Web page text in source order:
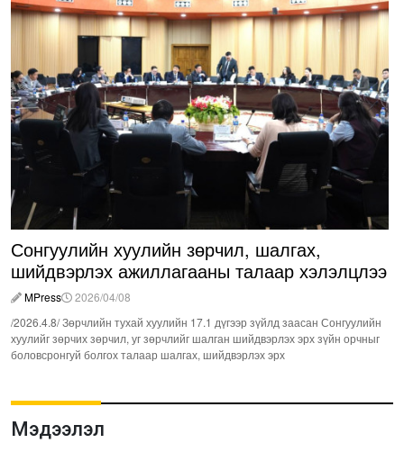
Сонгуулийн хуулийн зөрчил, шалгах,
шийдвэрлэх ажиллагааны талаар хэлэлцлээ
MPress
2026/04/08
/2026.4.8/ Зөрчлийн тухай хуулийн 17.1 дүгээр зүйлд заасан Сонгуулийн
хуулийг зөрчих зөрчил, уг зөрчлийг шалган шийдвэрлэх эрх зүйн орчныг
боловсронгуй болгох талаар шалгах, шийдвэрлэх эрх
Мэдээлэл